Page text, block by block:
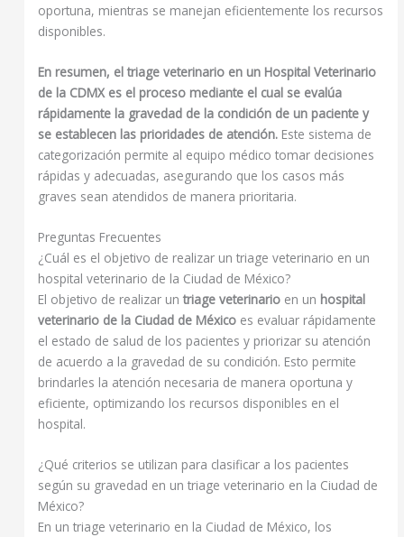
oportuna, mientras se manejan eficientemente los recursos
disponibles.
En resumen, el triage veterinario en un Hospital Veterinario
de la CDMX es el proceso mediante el cual se evalúa
rápidamente la gravedad de la condición de un paciente y
se establecen las prioridades de atención. Este sistema de
categorización permite al equipo médico tomar decisiones
rápidas y adecuadas, asegurando que los casos más
graves sean atendidos de manera prioritaria.
Preguntas Frecuentes
¿Cuál es el objetivo de realizar un triage veterinario en un
hospital veterinario de la Ciudad de México?
El objetivo de realizar untriage veterinario en un hospital
veterinario de la Ciudad de México es evaluar rápidamente
el estado de salud de los pacientes y priorizar su atención
de acuerdo a la gravedad de su condición. Esto permite
brindarles la atención necesaria de manera oportuna y
eficiente, optimizando los recursos disponibles en el
hospital.
¿Qué criterios se utilizan para clasificar a los pacientes
según su gravedad en un triage veterinario en la Ciudad de
México?
En un triage veterinario en la Ciudad de México, los